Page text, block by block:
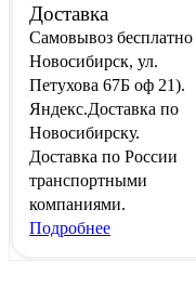
Доставка
Самовывоз бесплатно
Новосибирск, ул.
Петухова 67Б оф 21).
Яндекс.Доставка по
Новосибирску.
Доставка по России
транспортными
компаниями.
Подробнее